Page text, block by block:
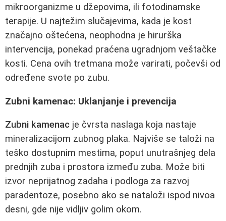
mikroorganizme u džepovima, ili fotodinamske
terapije. U najtežim slučajevima, kada je kost
značajno oštećena, neophodna je hirurška
intervencija, ponekad praćena ugradnjom veštačke
kosti. Cena ovih tretmana može varirati, počevši od
određene svote po zubu.
Zubni kamenac: Uklanjanje i prevencija
Zubni kamenac je čvrsta naslaga koja nastaje
mineralizacijom zubnog plaka. Najviše se taloži na
teško dostupnim mestima, poput unutrašnjeg dela
prednjih zuba i prostora između zuba. Može biti
izvor neprijatnog zadaha i podloga za razvoj
paradentoze, posebno ako se nataloži ispod nivoa
desni, gde nije vidljiv golim okom.